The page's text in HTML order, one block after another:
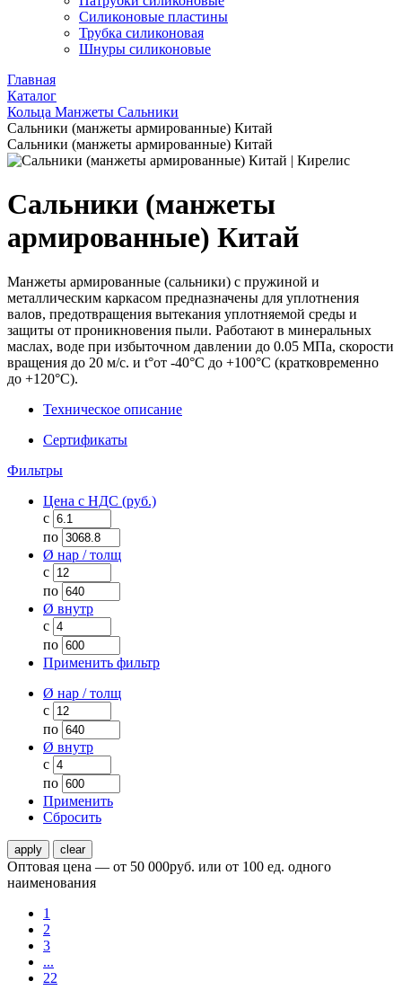
Силиконовые пластины
Трубка силиконовая
Шнуры силиконовые
Главная
Каталог
Кольца Манжеты Сальники
Сальники (манжеты армированные) Китай
Сальники (манжеты армированные) Китай
Сальники (манжеты
армированные) Китай
Манжеты армированные (сальники) с пружиной и
металлическим каркасом предназначены для уплотнения
валов, предотвращения вытекания уплотняемой среды и
защиты от проникновения пыли. Работают в минеральных
маслах, воде при избыточном давлении до 0.05 МПа, скорости
вращения до 20 м/с. и t°от -40°С до +100°С (кратковременно
до +120°С).
Техническое описание
Сертификаты
Фильтры
Цена с НДС (руб.)
с
по
Ø нар / толщ
с
по
Ø внутр
с
по
Применить фильтр
Ø нар / толщ
с
по
Ø внутр
с
по
Применить
Сбросить
Оптовая цена — от 50 000руб. или от 100 ед. одного
наименования
1
2
3
...
22